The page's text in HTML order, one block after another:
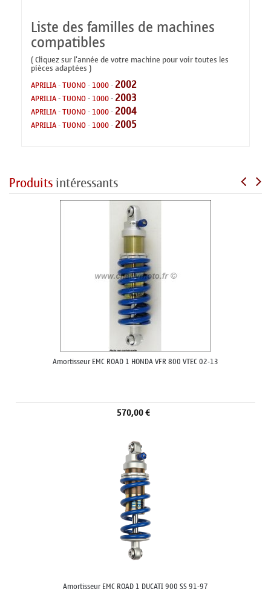
Liste des familles de machines
compatibles
( Cliquez sur l'année de votre machine pour voir toutes les
pièces adaptées )
APRILIA-TUONO-1000-2002
APRILIA-TUONO-1000-2003
APRILIA-TUONO-1000-2004
APRILIA-TUONO-1000-2005
Produitsintéressants
Amortisseur EMC ROAD 1 HONDA VFR 800 VTEC 02-13
570,00 €
Amortisseur EMC ROAD 1 DUCATI 900 SS 91-97